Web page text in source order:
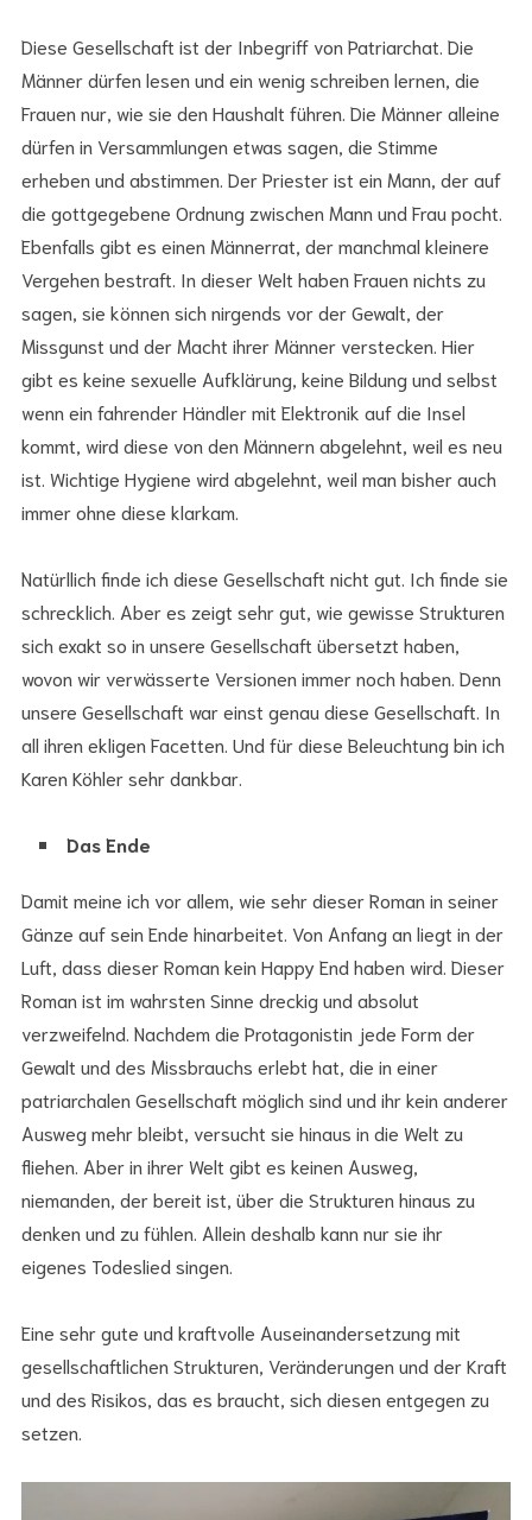
Diese Gesellschaft ist der Inbegriff von Patriarchat. Die
Männer dürfen lesen und ein wenig schreiben lernen, die
Frauen nur, wie sie den Haushalt führen. Die Männer alleine
dürfen in Versammlungen etwas sagen, die Stimme
erheben und abstimmen. Der Priester ist ein Mann, der auf
die gottgegebene Ordnung zwischen Mann und Frau pocht.
Ebenfalls gibt es einen Männerrat, der manchmal kleinere
Vergehen bestraft. In dieser Welt haben Frauen nichts zu
sagen, sie können sich nirgends vor der Gewalt, der
Missgunst und der Macht ihrer Männer verstecken. Hier
gibt es keine sexuelle Aufklärung, keine Bildung und selbst
wenn ein fahrender Händler mit Elektronik auf die Insel
kommt, wird diese von den Männern abgelehnt, weil es neu
ist. Wichtige Hygiene wird abgelehnt, weil man bisher auch
immer ohne diese klarkam.
Natürllich finde ich diese Gesellschaft nicht gut. Ich finde sie
schrecklich. Aber es zeigt sehr gut, wie gewisse Strukturen
sich exakt so in unsere Gesellschaft übersetzt haben,
wovon wir verwässerte Versionen immer noch haben. Denn
unsere Gesellschaft war einst genau diese Gesellschaft. In
all ihren ekligen Facetten. Und für diese Beleuchtung bin ich
Karen Köhler sehr dankbar.
Das Ende
Damit meine ich vor allem, wie sehr dieser Roman in seiner
Gänze auf sein Ende hinarbeitet. Von Anfang an liegt in der
Luft, dass dieser Roman kein Happy End haben wird. Dieser
Roman ist im wahrsten Sinne dreckig und absolut
verzweifelnd. Nachdem die Protagonistin jede Form der
Gewalt und des Missbrauchs erlebt hat, die in einer
patriarchalen Gesellschaft möglich sind und ihr kein anderer
Ausweg mehr bleibt, versucht sie hinaus in die Welt zu
fliehen. Aber in ihrer Welt gibt es keinen Ausweg,
niemanden, der bereit ist, über die Strukturen hinaus zu
denken und zu fühlen. Allein deshalb kann nur sie ihr
eigenes Todeslied singen.
Eine sehr gute und kraftvolle Auseinandersetzung mit
gesellschaftlichen Strukturen, Veränderungen und der Kraft
und des Risikos, das es braucht, sich diesen entgegen zu
setzen.